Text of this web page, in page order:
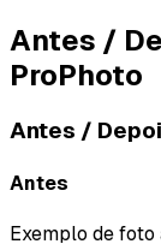
Antes /
ProPhoto
Antes /
Antes
Exemplo de